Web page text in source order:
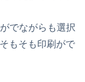
でながらも選択
もそも印刷がで